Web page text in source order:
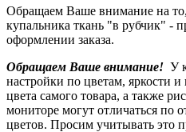
Обращаем Ваше внимание на
купальника ткань "в рубчик" -
оформлении заказа.
Обращаем Ваше внимание! У
настройки по цветам, яркости
цвета самого товара, а также
мониторе могут отличаться по
цветов. Просим учитывать это